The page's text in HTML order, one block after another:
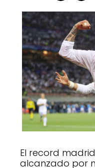
El record
alcanzado por